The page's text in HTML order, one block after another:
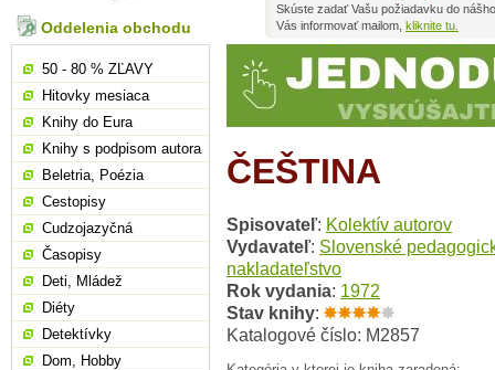
ČEŠTINA
Spisovateľ: Kolektív autorov
Vydavateľ: Slovenské
nakladateľstvo
Rok vydania: 1972
Stav knihy:
Katalogové číslo: M2857
Skúste zadať Vašu požiadavku do
Vás informovať mailom, kliknite tu.
Oddelenia obchodu
50 - 80 % ZĽAVY
Hitovky mesiaca
Knihy do Eura
Knihy s podpisom autora
Beletria, Poézia
Cestopisy
Cudzojazyčná
Časopisy
Deti, Mládež
Diéty
Detektívky
Dom, Hobby